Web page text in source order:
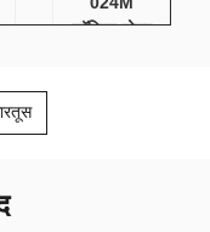
कॉपियर टोनर